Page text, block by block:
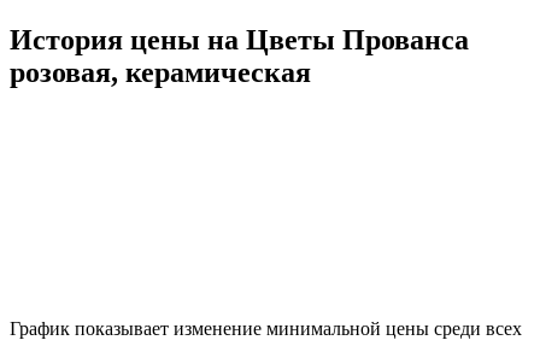
История цены на Цветы Прованса
розовая, керамическая
График показывает изменение минимальной цены среди всех